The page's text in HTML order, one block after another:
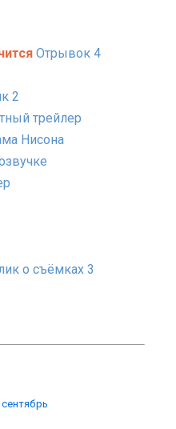
Отрывок 4
2
трейлер
Нисона
о съёмках 3
сентябрь